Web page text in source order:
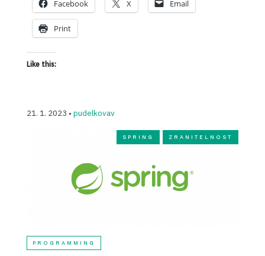
Facebook X Email
Print
Like this:
21. 1. 2023 • pudelkovav
SPRING ZRANITELNOST
PROGRAMMING